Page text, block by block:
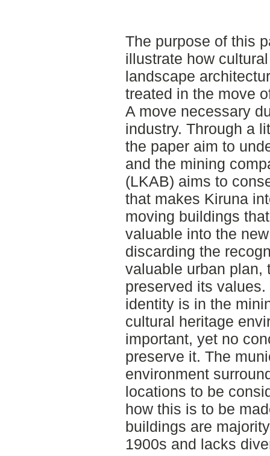
The purpose of this
illustrate how
landscape
treated in the move
A move necessary
industry. Through a
the paper aim to
and the mining
(LKAB) aims to
that makes Kiruna
moving buildings
valuable into the
discarding the
valuable urban plan,
preserved its
identity is in the
cultural heritage
important, yet no
preserve it. The
environment
locations to be
how this is to be
buildings are
1900s and lacks